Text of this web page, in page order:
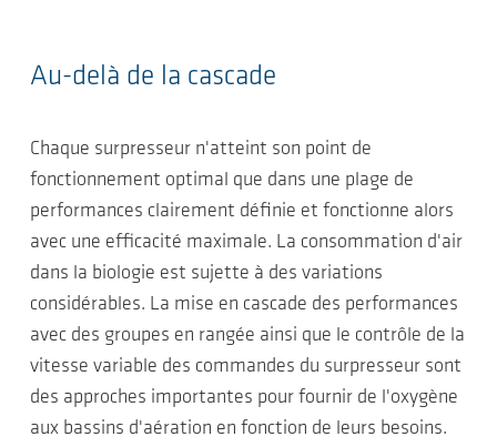
Au-delà de la cascade
Chaque surpresseur n'atteint son point de
fonctionnement optimal que dans une plage de
performances clairement définie et fonctionne alors
avec une efficacité maximale. La consommation d'air
dans la biologie est sujette à des variations
considérables. La mise en cascade des performances
avec des groupes en rangée ainsi que le contrôle de la
vitesse variable des commandes du surpresseur sont
des approches importantes pour fournir de l'oxygène
aux bassins d'aération en fonction de leurs besoins.